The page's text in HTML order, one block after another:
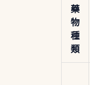
藥
物
種
類